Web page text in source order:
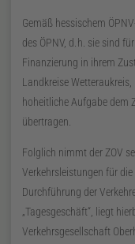
Gemäß hessischem ÖPNV
des ÖPNV, d. h. sie sind
Finanzierung in ihrem
Landkreise
hoheitliche Aufgabe dem
übertragen.
Folglich nimmt der ZOV
Verkehrsleistungen für
Durchführung der
Tagesgeschäft , liegt
Verkehrsgesellschaft